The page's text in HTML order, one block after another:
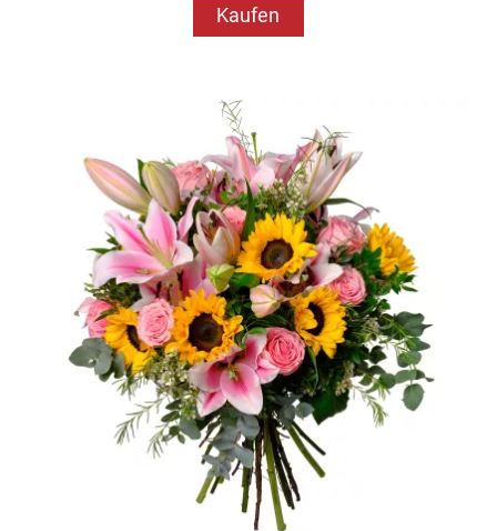
Kaufen